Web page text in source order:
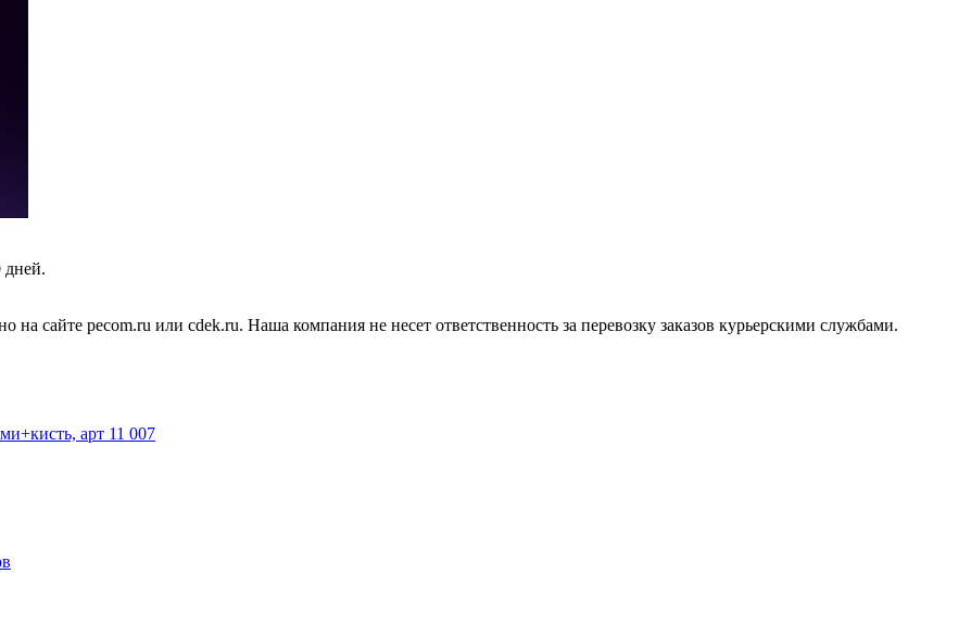
дней.
на сайте pecom.ru или cdek.ru. Наша компания не несет ответственность за перевозку заказов курьерскими службами.
арт 11 007